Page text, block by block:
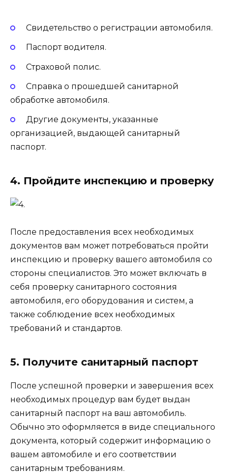
Свидетельство о регистрации автомобиля.
Паспорт водителя.
Страховой полис.
Справка о прошедшей санитарной
обработке автомобиля.
Другие документы, указанные
организацией, выдающей санитарный
паспорт.
4. Пройдите инспекцию и проверку
После предоставления всех необходимых
документов вам может потребоваться пройти
инспекцию и проверку вашего автомобиля со
стороны специалистов. Это может включать в
себя проверку санитарного состояния
автомобиля, его оборудования и систем, а
также соблюдение всех необходимых
требований и стандартов.
5. Получите санитарный паспорт
После успешной проверки и завершения всех
необходимых процедур вам будет выдан
санитарный паспорт на ваш автомобиль.
Обычно это оформляется в виде специального
документа, который содержит информацию о
вашем автомобиле и его соответствии
санитарным требованиям.